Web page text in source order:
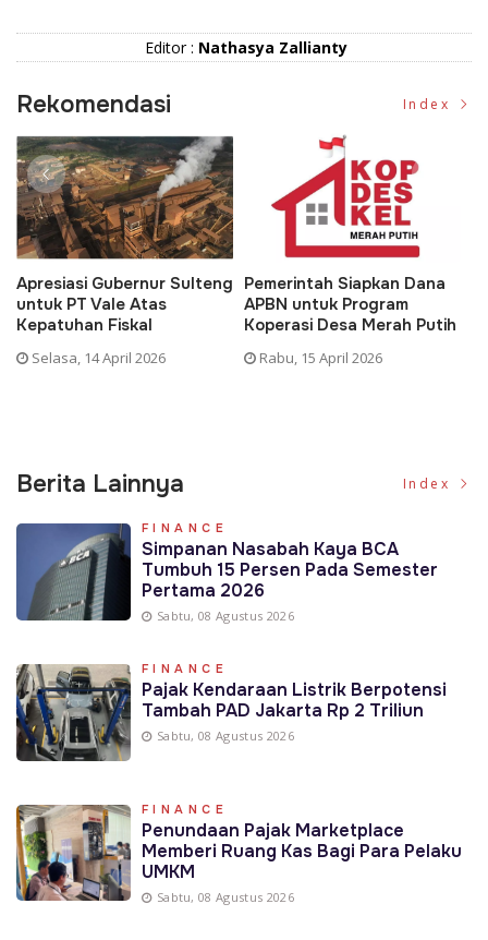
Editor : Nathasya Zallianty
Rekomendasi Index
Apresiasi Gubernur Sulteng
untuk PT Vale Atas
Kepatuhan Fiskal
Selasa, 14 April 2026
Pemerintah Siapkan Dana
APBN untuk Program
Koperasi Desa Merah Putih
Rabu, 15 April 2026
Berita Lainnya Index
FINANCE
Simpanan Nasabah Kaya BCA
Tumbuh 15 Persen Pada Semester
Pertama 2026
Sabtu, 08 Agustus 2026
FINANCE
Pajak Kendaraan Listrik Berpotensi
Tambah PAD Jakarta Rp 2 Triliun
Sabtu, 08 Agustus 2026
FINANCE
Penundaan Pajak Marketplace
Memberi Ruang Kas Bagi Para Pelaku
UMKM
Sabtu, 08 Agustus 2026